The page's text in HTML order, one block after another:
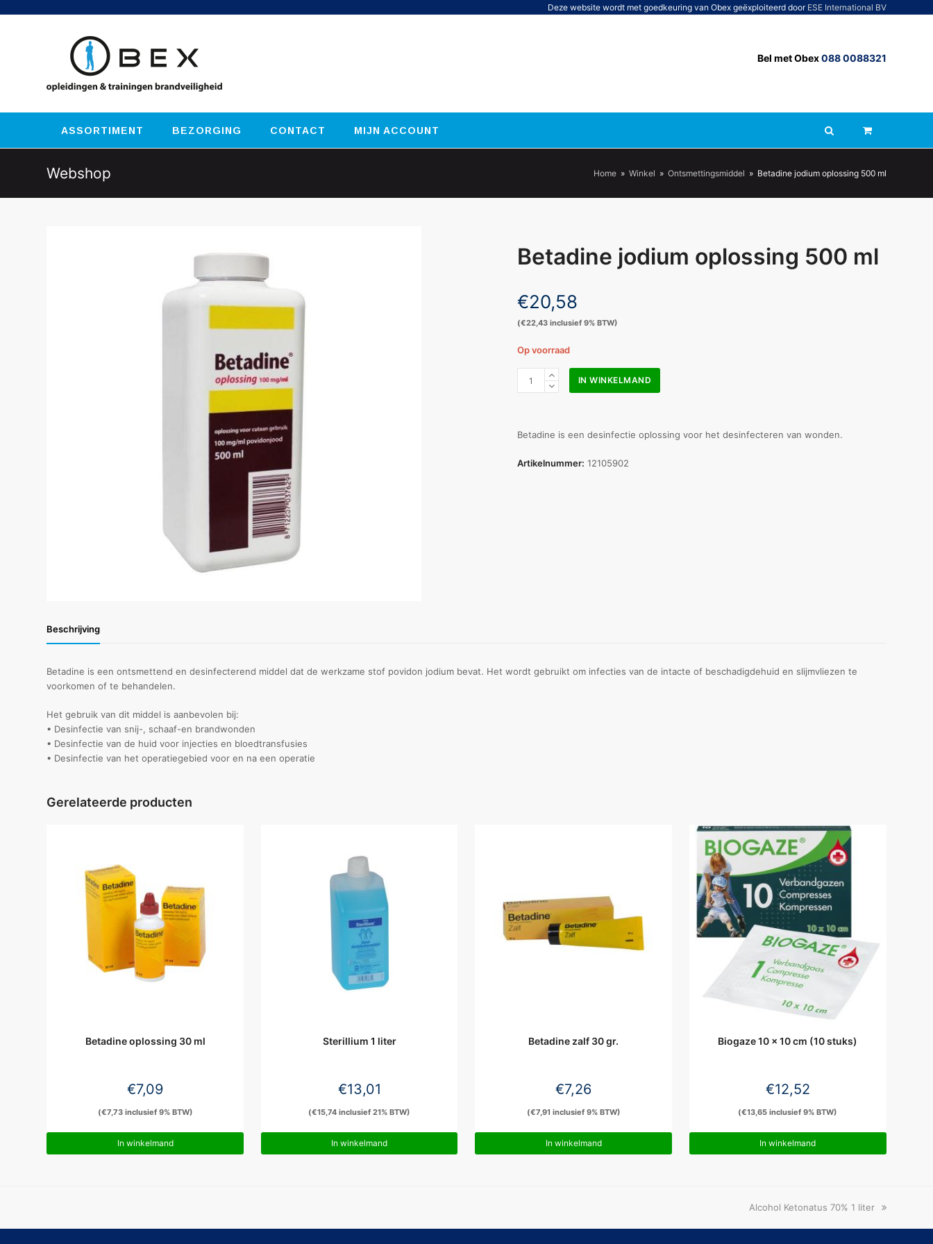
Deze website wordt met goedkeuring van Obex geëxploiteerd door ESE International BV
Bel met Obex088 0088321
ASSORTIMENT BEZORGING CONTACT MIJN ACCOUNT
Webshop Home » Winkel » Ontsmettingsmiddel » Betadine jodium oplossing 500 ml
Betadine jodium oplossing 500 ml
€20,58
(€22,43inclusief 9% BTW)
Op voorraad
Betadine
ml
IN WINKELMAND
Betadine is een desinfectie oplossing voor het desinfecteren van wonden.
Artikelnummer: 12105902
Beschrijving
Betadine is een ontsmettend en desinfecterend middel dat de werkzame stof povidon jodium bevat. Het wordt gebruikt om infecties van de intacte of beschadigdehuid en slijmvliezen te
voorkomen of te behandelen.
Het gebruik van dit middel is aanbevolen bij:
• Desinfectie van snij-, schaaf-en brandwonden
• Desinfectie van de huid voor injecties en bloedtransfusies
• Desinfectie van het operatiegebied voor en na een operatie
Gerelateerde producten
Betadine oplossing 30 ml
€7,09
(€7,73inclusief 9% BTW)
In winkelmand
Sterillium 1 liter
€13,01
(€15,74 inclusief 21% BTW)
In winkelmand
Betadine zalf 30 gr.
€7,26
(€7,91 inclusief 9% BTW)
In winkelmand
Biogaze 10 x 10 cm (10 stuks)
€12,52
(€13,65 inclusief 9% BTW)
In winkelmand
next
Alcohol Ketonatus 70% 1 liter